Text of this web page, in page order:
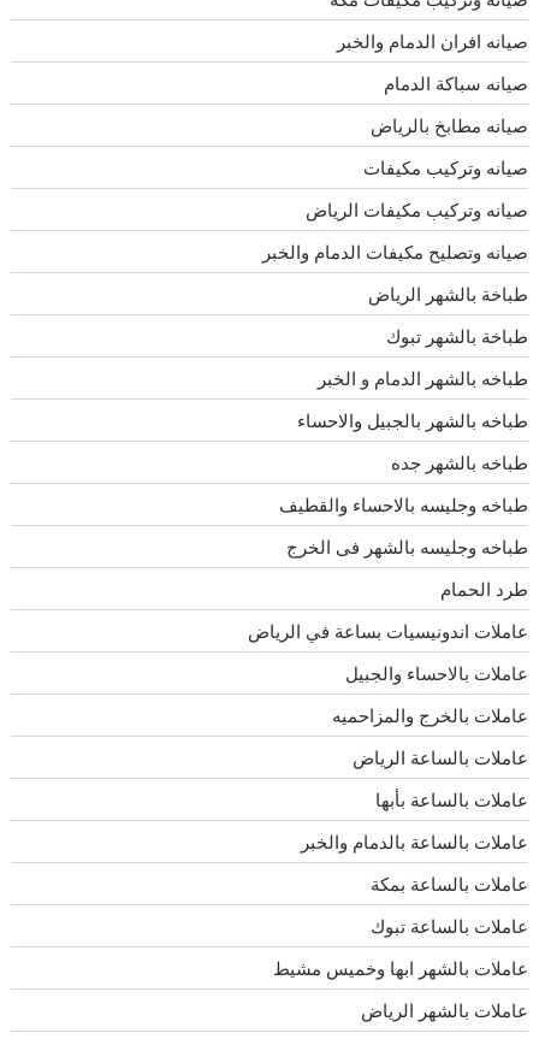
صيانه افران الدمام والخبر
صيانه سباكة الدمام
صيانه مطابخ بالرياض
صيانه وتركيب مكيفات
صيانه وتركيب مكيفات الرياض
صيانه وتصليح مكيفات الدمام والخبر
طباخة بالشهر الرياض
طباخة بالشهر تبوك
طباخه بالشهر الدمام و الخبر
طباخه بالشهر بالجبيل والاحساء
طباخه بالشهر جده
طباخه وجليسه بالاحساء والقطيف
طباخه وجليسه بالشهر فى الخرج
طرد الحمام
عاملات اندونيسيات بساعة في الرياض
عاملات بالاحساء والجبيل
عاملات بالخرج والمزاحميه
عاملات بالساعة الرياض
عاملات بالساعة بأبها
عاملات بالساعة بالدمام والخبر
عاملات بالساعة بمكة
عاملات بالساعة تبوك
عاملات بالشهر ابها وخميس مشيط
عاملات بالشهر الرياض